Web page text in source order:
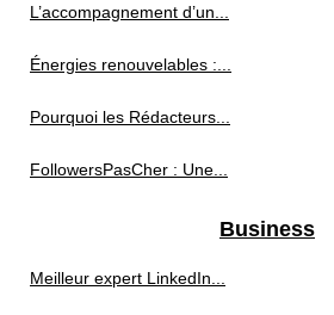
L’accompagnement d’un...
Énergies renouvelables :...
Pourquoi les Rédacteurs...
FollowersPasCher : Une...
Business
Meilleur expert LinkedIn...